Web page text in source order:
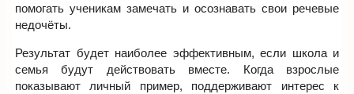
помогать ученикам замечать и осознавать свои речевые
недочёты.
Результат будет наиболее эффективным, если школа и
семья будут действовать вместе. Когда взрослые
показывают личный пример, поддерживают интерес к